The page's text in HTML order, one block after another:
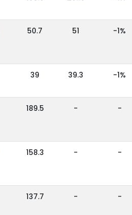
50.7 51 -1%
39 39.3 -1%
189.5 - -
158.3 - -
137.7 - -